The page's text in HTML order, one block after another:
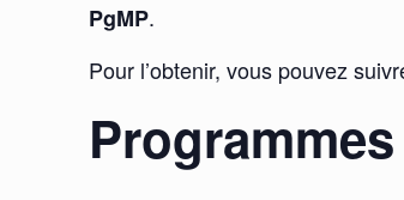
PgMP.
Pour l’obtenir, vous pouvez